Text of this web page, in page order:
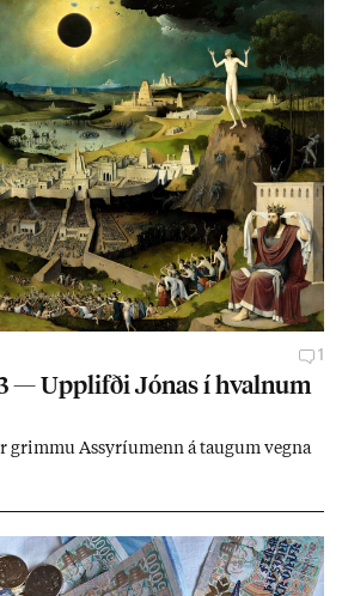
1
— Upp­lifði Jón­as í hvaln­um
Ass­yríu­menn á taug­um vegna